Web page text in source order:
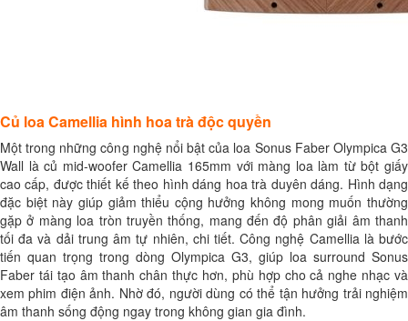
Củ loa Camellia hình hoa trà độc quyền
Một trong những công nghệ nổi bật của loa Sonus Faber Olympica G3
Wall là củ mid-woofer Camellia 165mm với màng loa làm từ bột giấy
cao cấp, được thiết kế theo hình dáng hoa trà duyên dáng. Hình dạng
đặc biệt này giúp giảm thiểu cộng hưởng không mong muốn thường
gặp ở màng loa tròn truyền thống, mang đến độ phân giải âm thanh
tối đa và dải trung âm tự nhiên, chi tiết. Công nghệ Camellia là bước
tiến quan trọng trong dòng Olympica G3, giúp loa surround Sonus
Faber tái tạo âm thanh chân thực hơn, phù hợp cho cả nghe nhạc và
xem phim điện ảnh. Nhờ đó, người dùng có thể tận hưởng trải nghiệm
âm thanh sống động ngay trong không gian gia đình.